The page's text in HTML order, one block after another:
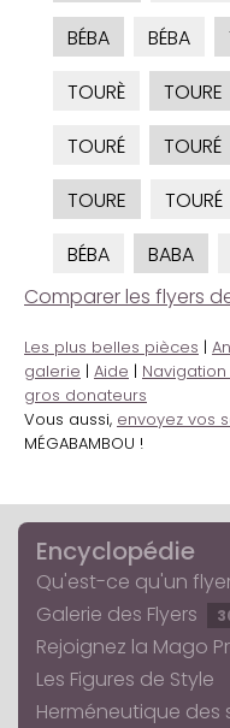
BÉBA
BÉBA
TOURÈ
TOURE
TOURÉ
TOURÉ
TOURE
TOURÉ
BÉBA
BABA
Comparer les flyers
Les plus belles pièces |
galerie | Aide |
gros donateurs
Vous aussi, envoyez vos
MÉGABAMBOU !
Encyclopédie
Qu'est-ce qu'un
Galerie des Flyers
Rejoignez la Mago
Les Figures de Style
Herméneutique des